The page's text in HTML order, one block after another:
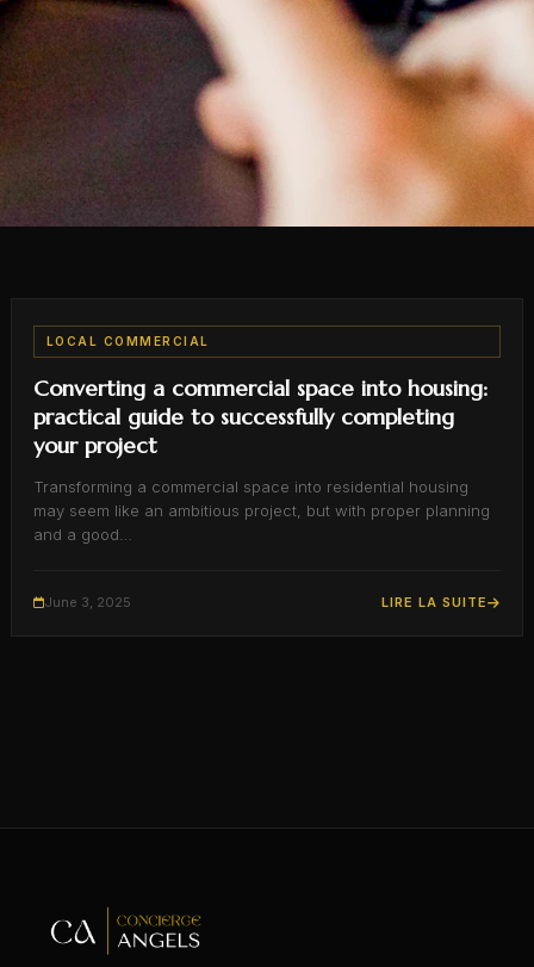
LOCAL COMMERCIAL
Converting a commercial space into housing:
practical guide to successfully completing
your project
Transforming a commercial space into residential housing
may seem like an ambitious project, but with proper planning
and a good…
June 3, 2025 LIRE LA SUITE